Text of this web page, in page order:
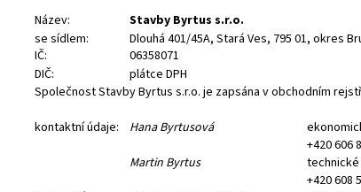
Název:
Stavby Byrtus s.r.o.
se sídlem:
Dlouhá 401/45A, Stará Ves, 795 01, okres
IČ:
06358071
DIČ:
plátce DPH
Společnost Stavby Byrtus s.r.o. je zapsána v obchodním
kontaktní údaje:
Hana Byrtusová
+420 606
Martin Byrtus
+420 608
DĚTSKÝ DOMEK JENNIE 3,6 M²
29 100 Kč
Původně:36 900 Kč